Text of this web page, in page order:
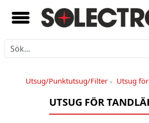
Utsug/Punktutsug/Filter» Utsug
UTSUG FÖR